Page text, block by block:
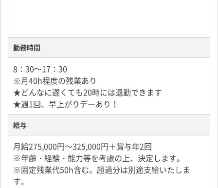
勤務時間
8：30～17：30
※月40h程度の残業あり
★どんなに遅くても20時には退勤できます
★週1回、早上がりデーあり！
給与
月給275,000円～325,000円＋賞与年2回
※年齢・経験・能力等を考慮の上、決定します。
※固定残業代50h含む。超過分は別途支給いたしま
す。